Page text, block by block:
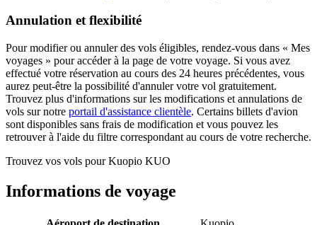
Annulation et flexibilité
Pour modifier ou annuler des vols éligibles, rendez-vous dans « Mes
voyages » pour accéder à la page de votre voyage. Si vous avez
effectué votre réservation au cours des 24 heures précédentes, vous
aurez peut-être la possibilité d'annuler votre vol gratuitement.
Trouvez plus d'informations sur les modifications et annulations de
vols sur notre portail d'assistance clientèle. Certains billets d'avion
sont disponibles sans frais de modification et vous pouvez les
retrouver à l'aide du filtre correspondant au cours de votre recherche.
Trouvez vos vols pour Kuopio KUO
Informations de voyage